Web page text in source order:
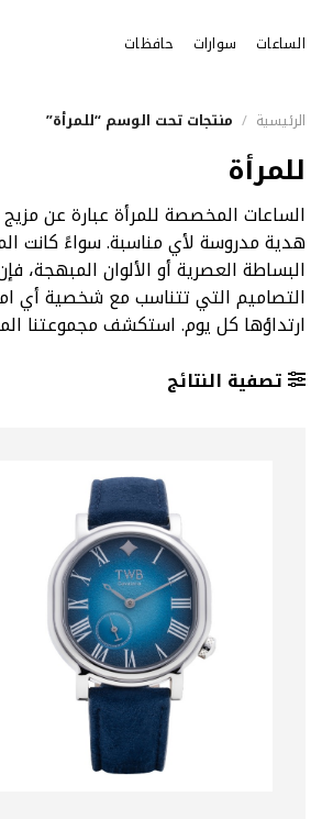
للمحتوى
الساعات سوارات حافظات
للمرأة
الرئيسية / منتجات تحت الوسم “للمرأة”
تصفية النتائج
الساعات المخصصة للمرأة عبارة عن مزيج
هدية مدروسة لأي مناسبة. سواءً كانت
البساطة العصرية أو الألوان
التصاميم التي تتناسب مع شخصية أي
ارتداؤها كل يوم. استكشف مجموعتنا